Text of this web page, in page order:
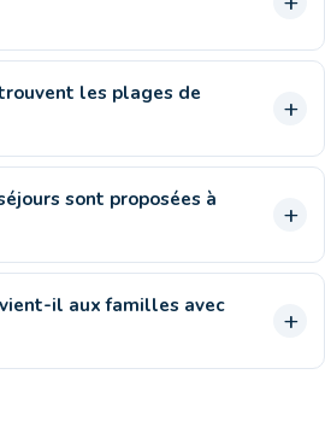
les plages de
sont proposées à
il aux familles avec